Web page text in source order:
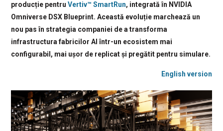
producție pentru Vertiv™ SmartRun, integrată în NVIDIA
Omniverse DSX Blueprint. Această evoluție marchează un
nou pas în strategia companiei de a transforma
infrastructura fabricilor AI într-un ecosistem mai
configurabil, mai ușor de replicat și pregătit pentru simulare.
English version